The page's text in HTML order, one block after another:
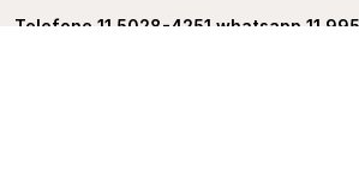
Telefone 11 5028-4251 whatsapp 11